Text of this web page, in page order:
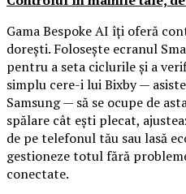
Gama Bespoke AI îți oferă
dorești. Folosește ecranul
pentru a seta ciclurile și a
simplu cere-i lui Bixby —
Samsung — să se ocupe de
spălare cât ești plecat,
de pe telefonul tău sau lasă
gestioneze totul fără
conectate.